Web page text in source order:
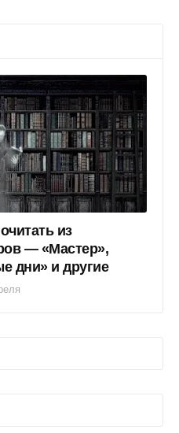
из
— «Мастер»,
дни» и другие